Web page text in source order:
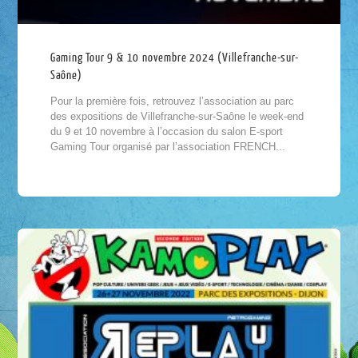
Gaming Tour 9 & 10 novembre 2024 (Villefranche-sur-
Saône)
Pour la première fois, retrouvez l’association au parc
des expositions de Villefranche-sur-Saône le week-end
du 9 et 10 novembre à l’occasion du salon E-sport
Gaming Tour organisé par l’association FRENCH...